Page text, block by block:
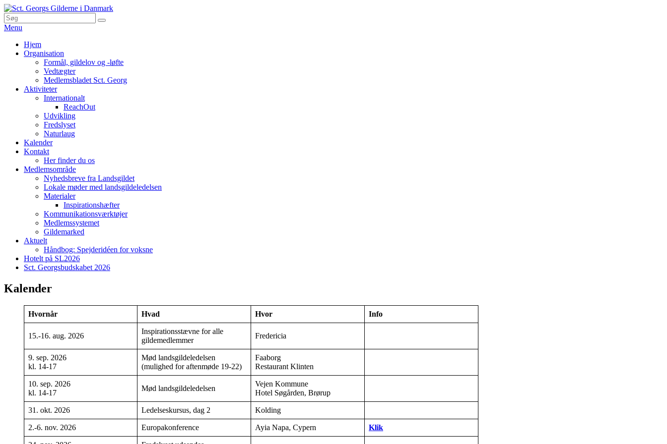
Skip
to
content
Sct. Georgs Gilderne i Danmark
Search
for:
Søg
Menu
Primær
menu
Hjem
Organisation
Formål, gildelov og -løfte
Vedtægter
Medlemsbladet Sct. Georg
Aktiviteter
Internationalt
ReachOut
Udvikling
Fredslyset
Naturlaug
Kalender
Kontakt
Her finder du os
Medlemsområde
Nyhedsbreve fra Landsgildet
Lokale møder med landsgildeledelsen
Materialer
Inspirationshæfter
Kommunikationsværktøjer
Medlemssystemet
Gildemarked
Aktuelt
Håndbog: Spejderidéen for voksne
Hotelt på SL2026
Sct. Georgsbudskabet 2026
Kalender
Hvornår Hvad Hvor Info
15.-16. aug. 2026
Inspirationsstævne for alle
gildemedlemmer
Fredericia
9. sep. 2026
kl. 14-17
Mød landsgildeledelsen
(mulighed for aftenmøde 19-22)
Faaborg
Restaurant Klinten
10. sep. 2026
kl. 14-17
Mød landsgildeledelsen
Vejen Kommune
Hotel Søgården, Brørup
31. okt. 2026 Ledelseskursus, dag 2 Kolding
2.-6. nov. 2026 Europakonference Ayia Napa, Cypern Klik